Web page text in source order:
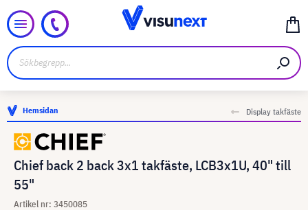
Hemsidan Display takfäste
Chief back 2 back 3x1 takfäste, LCB3x1U, 40" till
55"
Artikel nr: 3450085